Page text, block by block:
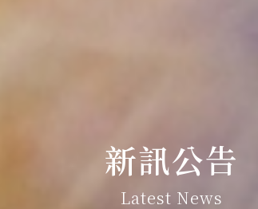
新訊公告
Latest News